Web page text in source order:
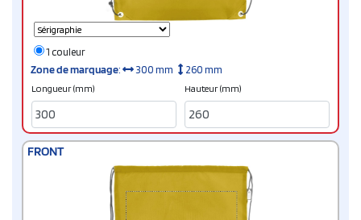
1 couleur
Zone de marquage: 300 mm 260 mm
Longueur (mm) Hauteur (mm)
FRONT